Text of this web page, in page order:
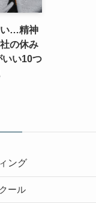
い…精神
の休み
い10つ
ング
ール